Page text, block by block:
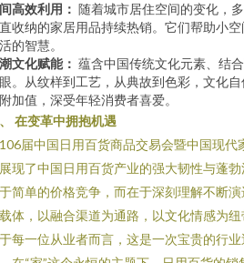
高效利用： 随着城市居住空间的变化，
收纳的家居用品持续热销。它们帮助小
的智慧。
文化赋能： 蕴含中国传统文化元素、结
。从纹样到工艺，从典故到色彩，文化
加值，深受年轻消费者喜爱。
在变革中拥抱机遇
届中国日用百货商品交易会暨中国现
现了中国日用百货产业的强大韧性与蓬
简单的价格竞争，而在于深刻理解不断
体，以融合渠道为通路，以文化情感为
每一位从业者而言，这是一次宝贵的行